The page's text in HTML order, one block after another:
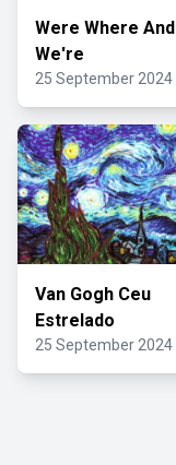
Were Where And
We're
25 September 2024
Van Gogh Ceu
Estrelado
25 September 2024